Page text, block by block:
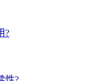
?